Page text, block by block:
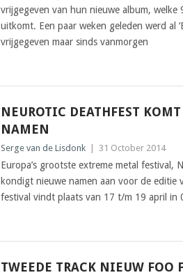
vrijgegeven van hun nieuwe album, welke
uitkomt. Een paar weken geleden werd al
vrijgegeven maar sinds vanmorgen
NEUROTIC DEATHFEST
NAMEN
Serge van de Lisdonk 31 October 2014
Europa’s grootste extreme metal festival,
kondigt nieuwe namen aan voor de editie
festival vindt plaats van 17 t/m 19 april in
TWEEDE TRACK NIEUW FOO